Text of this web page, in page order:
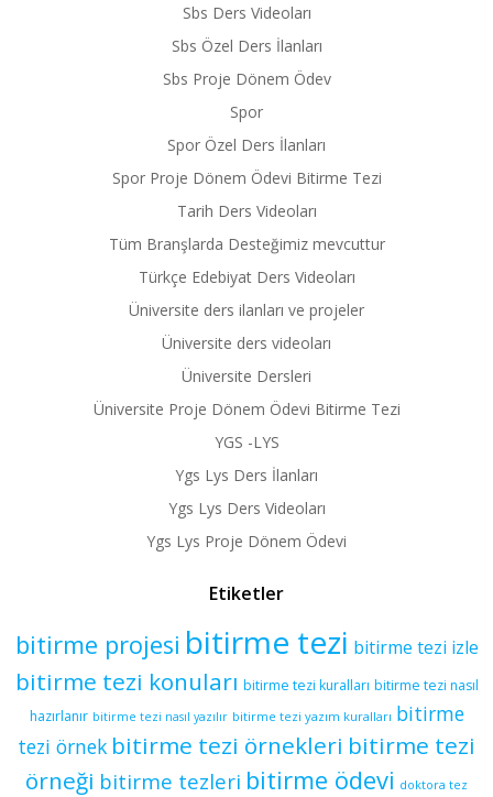
Sbs Ders Videoları
Sbs Özel Ders İlanları
Sbs Proje Dönem Ödev
Spor
Spor Özel Ders İlanları
Spor Proje Dönem Ödevi Bitirme Tezi
Tarih Ders Videoları
Tüm Branşlarda Desteğimiz mevcuttur
Türkçe Edebiyat Ders Videoları
Üniversite ders ilanları ve projeler
Üniversite ders videoları
Üniversite Dersleri
Üniversite Proje Dönem Ödevi Bitirme Tezi
YGS -LYS
Ygs Lys Ders İlanları
Ygs Lys Ders Videoları
Ygs Lys Proje Dönem Ödevi
Etiketler
bitirme projesi bitirme tezi bitirme tezi izle
bitirme tezi konuları bitirme tezi kuralları bitirme tezi nasıl
hazırlanır bitirme tezi nasıl yazılır bitirme tezi yazım kuralları bitirme
tezi örnek bitirme tezi örnekleri bitirme tezi
örneği bitirme tezleri bitirme ödevi doktora tez